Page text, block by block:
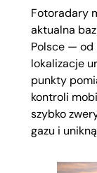
Fotoradary
aktualna
Polsce — od
lokalizacje
punkty
kontroli
szybko
gazu i